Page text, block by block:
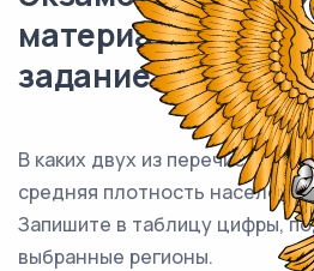
материал ОГЭ /
задание (24) / 63
В каких двух из
средняя плотность
Запишите в таблицу цифры,
выбранные регионы.